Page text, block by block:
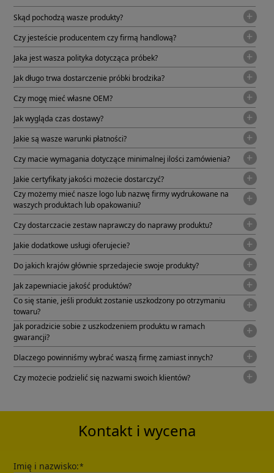
Skąd pochodzą wasze produkty?
Czy jesteście producentem czy firmą handlową?
Jaka jest wasza polityka dotycząca próbek?
Jak długo trwa dostarczenie próbki brodzika?
Czy mogę mieć własne OEM?
Jak wygląda czas dostawy?
Jakie są wasze warunki płatności?
Czy macie wymagania dotyczące minimalnej ilości zamówienia?
Jakie certyfikaty jakości możecie dostarczyć?
Czy możemy mieć nasze logo lub nazwę firmy wydrukowane na
waszych produktach lub opakowaniu?
Czy dostarczacie zestaw naprawczy do naprawy produktu?
Jakie dodatkowe usługi oferujecie?
Do jakich krajów głównie sprzedajecie swoje produkty?
Jak zapewniacie jakość produktów?
Co się stanie, jeśli produkt zostanie uszkodzony po otrzymaniu
towaru?
Jak poradzicie sobie z uszkodzeniem produktu w ramach
gwarancji?
Dlaczego powinniśmy wybrać waszą firmę zamiast innych?
Czy możecie podzielić się nazwami swoich klientów?
Kontakt i wycena
Imię i nazwisko:*